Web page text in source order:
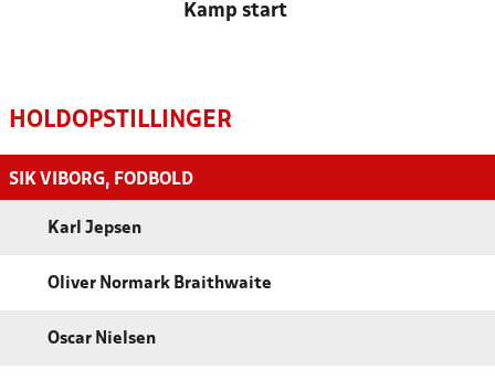
Kamp start
HOLDOPSTILLINGER
SIK VIBORG, FODBOLD
Karl Jepsen
Oliver Normark Braithwaite
Oscar Nielsen